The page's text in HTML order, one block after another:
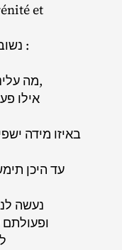
et
נשוב לעצמנו ונתבונן במקומנו אנחנו :
מה עלינו לעשות היום ומה יביא לנו היום,
אילו
באיזו מידה
עד היכן
נעשה
ופעולתם